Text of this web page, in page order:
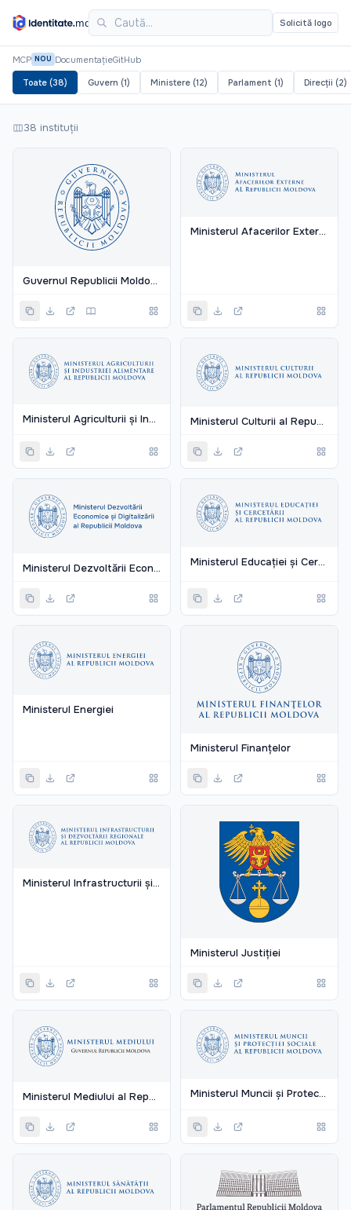
Logo-uri și sigle oficiale ale instituțiilor publice din Republica
Solicită logo
MCP NOU DocumentațieGitHub
Toate (38) Guvern (1) Ministere (12) Parlament (1) Direcții (2)
38 instituții
Guvernul Republicii Moldova
Ministerul Afacerilor Externe
Ministerul Agriculturii și Industriei Alimentare Al Republicii Moldova Ministerul Culturii al Republicii Moldova
Ministerul Dezvoltării Economice și Digitalizării
Ministerul Educației și Cercetării al Republicii Moldova
Ministerul Energiei
Ministerul Finanțelor
Ministerul Infrastructurii și Dezvoltării Regionale Al Republicii Moldova
Ministerul Justiției
Ministerul Mediului al Republicii Moldova Ministerul Muncii și Protecției Sociale al Republicii Moldova